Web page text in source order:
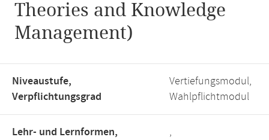
Theories and Knowledge
Management)
Niveaustufe,
Verpflichtungsgrad
Vertiefungsmodul,
Wahlpflichtmodul
Lehr- und Lernformen,
,